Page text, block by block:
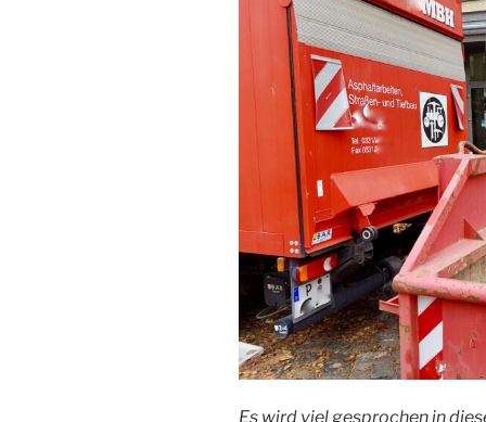
Es wird viel gesprochen in